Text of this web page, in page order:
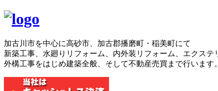
加古川市を中心に高砂市、加古郡播磨町・稲美町にて
新築工事、水廻りリフォーム、内外装リフォーム、エクステ
外構工事をはじめ建築全般、そして不動産売買まで行います。